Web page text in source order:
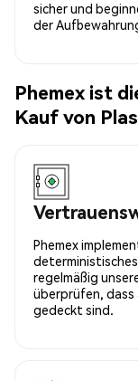
sicher und
der
Phemex ist
Kauf von
Phemex
regelmäßig
überprüfen, dass
gedeckt sind.